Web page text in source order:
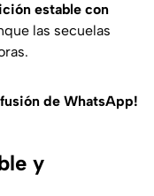
estable con
las secuelas
de WhatsApp!
y